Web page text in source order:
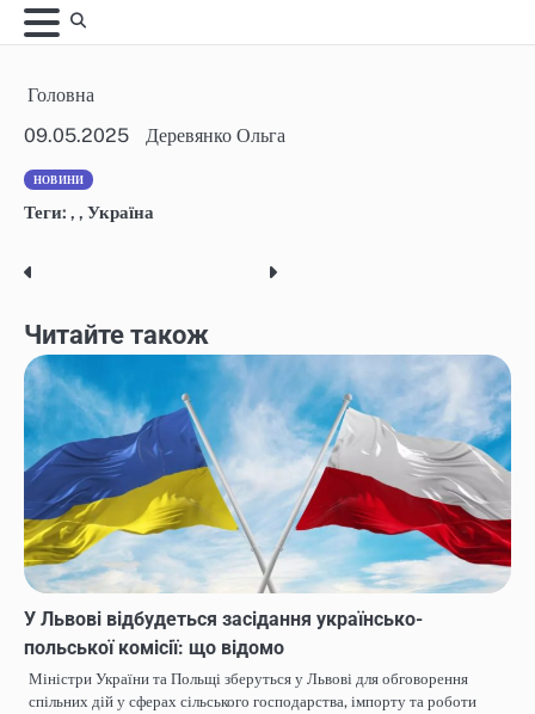
Skip
to
Головна
09.05.2025
Деревянко Ольга
НОВИНИ
Теги: , , Україна
Post
navigation
Читайте також
У Львові відбудеться засідання українсько-
польської комісії: що відомо
Міністри України та Польщі зберуться у Львові для обговорення
спільних дій у сферах сільського господарства, імпорту та роботи